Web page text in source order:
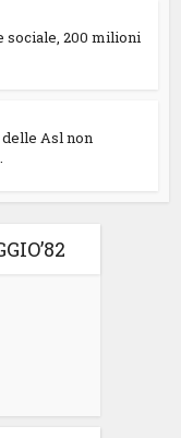
sociale, 200 milioni
Asl non